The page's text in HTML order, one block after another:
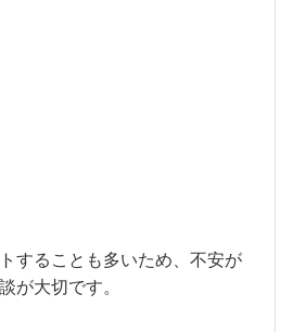
することも多いため、不安が
が大切です。